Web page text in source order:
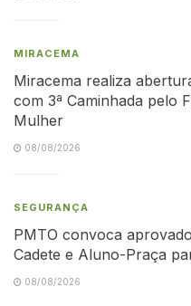
MIRACEMA
Miracema realiza
com 3ª Caminhada pelo
Mulher
08/08/2026
SEGURANÇA
PMTO convoca
Cadete e Aluno-Praça
08/08/2026